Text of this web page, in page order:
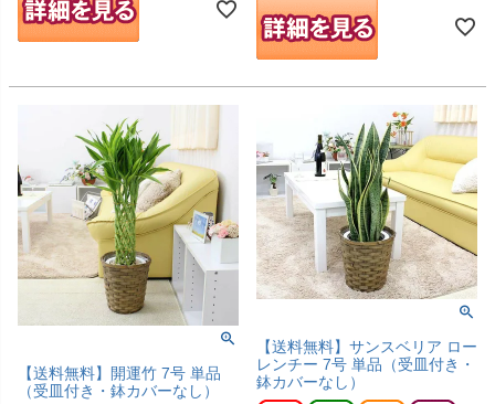
【送料無料】開運竹 7号 単品
（受皿付き・鉢カバーなし）
【送料無料】サンスベリア ロー
レンチー 7号 単品（受皿付き・
鉢カバーなし）